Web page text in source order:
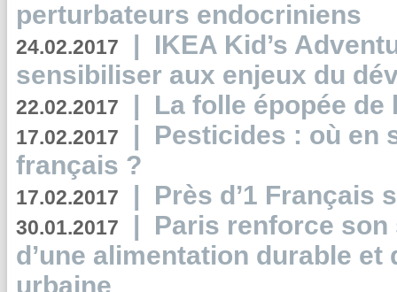
perturbateurs endocriniens
24.02.2017 | IKEA Kid’s
sensibiliser aux enjeux du
22.02.2017 | La folle épopée de
17.02.2017 | Pesticides : où en
français ?
17.02.2017 | Près d’1 Français
30.01.2017 | Paris renforce
d’une alimentation durable et
urbaine